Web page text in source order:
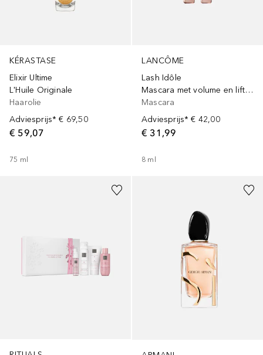
KÉRASTASE
Elixir Ultime
L'Huile Originale
Haarolie
Adviesprijs* € 69,50
€ 59,07
75 ml
LANCÔME
Lash Idôle
Mascara met volume en lifting-effect voor langere wimpers zonder klontjes
Mascara
Adviesprijs* € 42,00
€ 31,99
8 ml